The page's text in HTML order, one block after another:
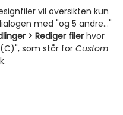
vil oversikten kun
med "og 5 andre..."
> Rediger filer hvor
som står for Custom